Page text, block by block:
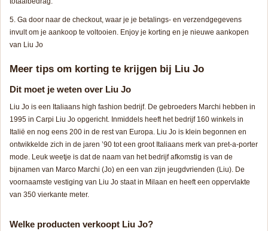
Ga door naar de checkout, waar je je betalings- en verzendgegevens
invult om je aankoop te voltooien. Enjoy je korting en je nieuwe aankopen
van Liu Jo
Meer tips om korting te krijgen bij Liu Jo
Dit moet je weten over Liu Jo
Liu Jo is een Italiaans high fashion bedrijf. De gebroeders Marchi hebben in
1995 in Carpi Liu Jo opgericht. Inmiddels heeft het bedrijf 160 winkels in
Italië en nog eens 200 in de rest van Europa. Liu Jo is klein begonnen en
ontwikkelde zich in de jaren ’90 tot een groot Italiaans merk van pret-a-porter
mode. Leuk weetje is dat de naam van het bedrijf afkomstig is van de
bijnamen van Marco Marchi (Jo) en een van zijn jeugdvrienden (Liu). De
voornaamste vestiging van Liu Jo staat in Milaan en heeft een oppervlakte
van 350 vierkante meter.
Welke producten verkoopt Liu Jo?